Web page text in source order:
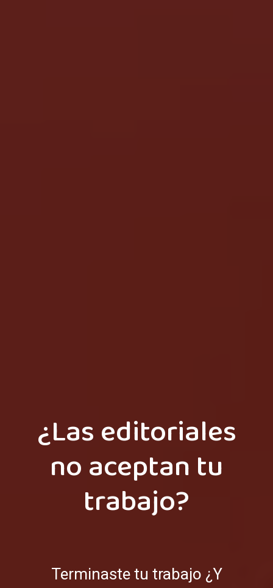
¿Las editoriales
no aceptan tu
trabajo?
Terminaste tu trabajo ¿Y